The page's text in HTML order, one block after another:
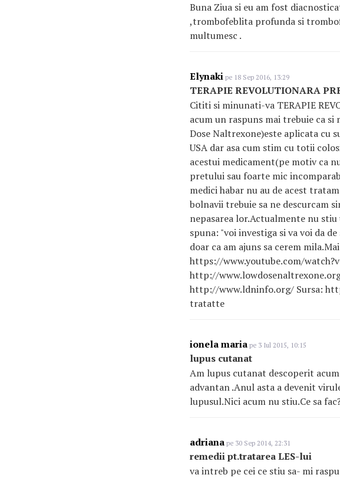
Buna Ziua si eu am fost
,trombofeblita profunda si
multumesc .
Elynaki pe 18 Sep 2016, 13:29
TERAPIE REVOLUTIONARA
Cititi si minunati-va TERAPIE
acum un raspuns mai trebuie ca
Dose Naltrexone)este aplicata cu
USA dar asa cum stim cu totii
acestui medicament(pe motiv ca
pretului sau foarte mic
medici habar nu au de acest
bolnavii trebuie sa ne descurcam
nepasarea lor.Actualmente nu stiu
spuna: "voi investiga si va voi da
doar ca am ajuns sa cerem
https://www.youtube.com/
http://
http://www.ldninfo.org/ Sursa:
tratatte
ionela maria pe 3 Iul 2015, 10:15
lupus cutanat
Am lupus cutanat descoperit
advantan .Anul asta a devenit
lupusul.Nici acum nu stiu.Ce sa
adriana pe 30 Sep 2014, 22:31
remedii pt.tratarea LES-lui
va intreb pe cei ce stiu sa- mi